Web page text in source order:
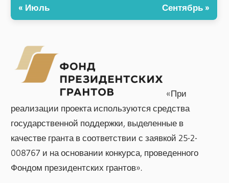
« Июль Сентябрь »
«При
реализации проекта используются средства
государственной поддержки, выделенные в
качестве гранта в соответствии с заявкой 25-2-
008767 и на основании конкурса, проведенного
Фондом президентских грантов».